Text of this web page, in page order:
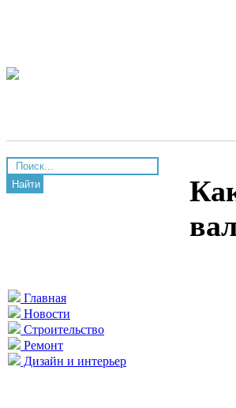
Найти
Главная
Новости
Строительство
Ремонт
Дизайн и интерьер